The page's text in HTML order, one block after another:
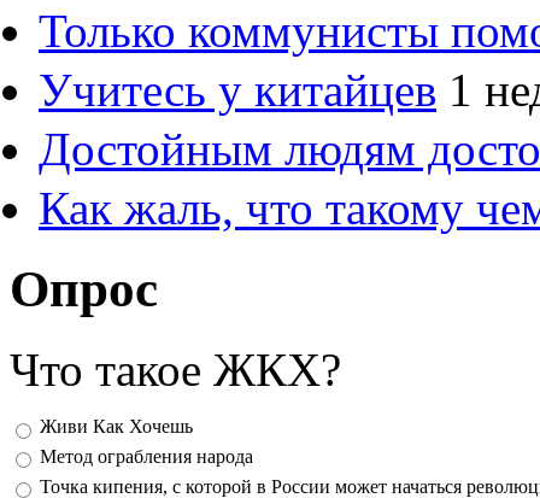
Только коммунисты
Учитесь у китайцев 1
Достойным людям
Как жаль, что такому
Опрос
Что такое ЖКХ?
Варианты
Живи Как Хочешь
Метод ограбления народа
Точка кипения, с которой в России может начаться